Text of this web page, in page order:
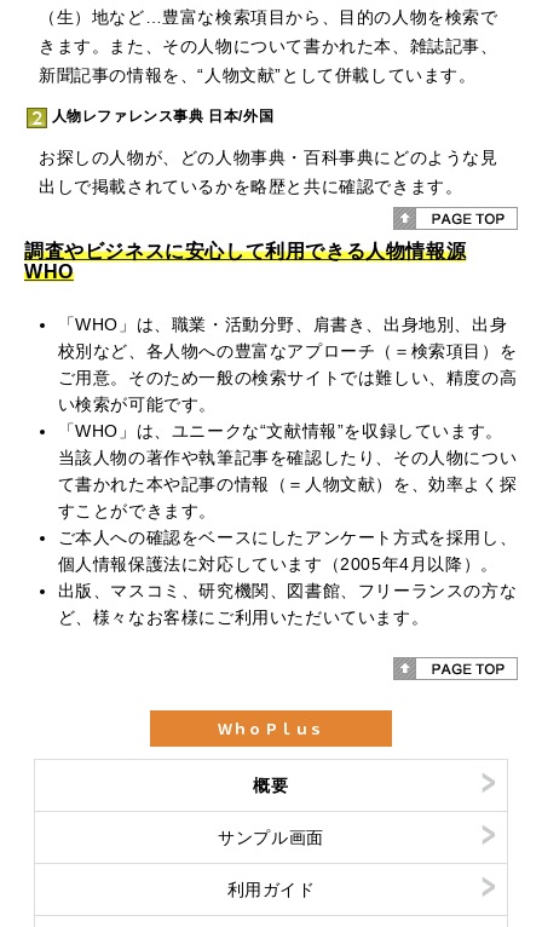
（生）地など…豊富な検索項目から、目的の人物を検索で
きます。また、その人物について書かれた本、雑誌記事、
新聞記事の情報を、“人物文献”として併載しています。
人物レファレンス事典 日本/外国
お探しの人物が、どの人物事典・百科事典にどのような見
出しで掲載されているかを略歴と共に確認できます。
調査やビジネスに安心して利用できる人物情報源
WHO
「WHO」は、職業・活動分野、肩書き、出身地別、出身
校別など、各人物への豊富なアプローチ（＝検索項目）を
ご用意。そのため一般の検索サイトでは難しい、精度の高
い検索が可能です。
「WHO」は、ユニークな“文献情報”を収録しています。
当該人物の著作や執筆記事を確認したり、その人物につい
て書かれた本や記事の情報（＝人物文献）を、効率よく探
すことができます。
ご本人への確認をベースにしたアンケート方式を採用し、
個人情報保護法に対応しています（2005年4月以降）。
出版、マスコミ、研究機関、図書館、フリーランスの方な
ど、様々なお客様にご利用いただいています。
ＷｈｏＰｌｕｓ
概要
サンプル画面
利用ガイド